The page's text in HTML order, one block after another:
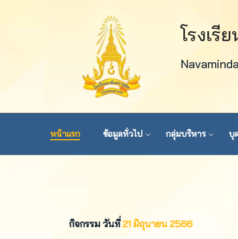
โรงเรี
หน้าแรก ข้อมูลทั่วไป กลุ่มบริหาร บุ
กิจกรรม วันที่21 มิถุนายน 2566